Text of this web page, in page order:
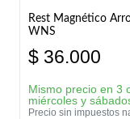
Rest Magnético
WNS
$ 36.000
Mismo precio en 3
miércoles y
Precio sin impuestos